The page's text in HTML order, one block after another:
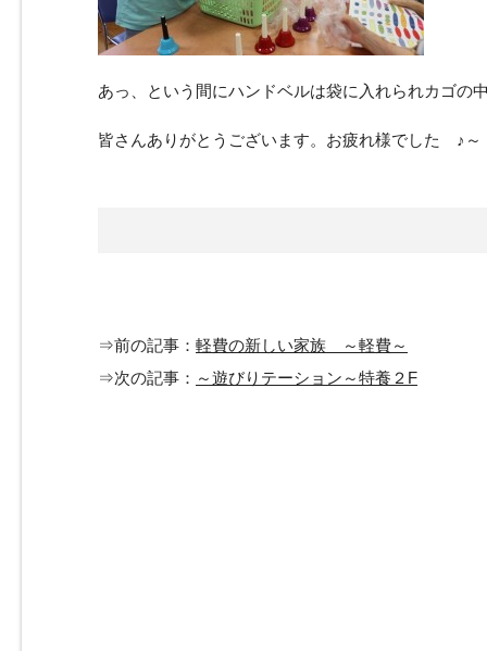
あっ、という間にハンドベルは袋に入れられカゴの
皆さんありがとうございます。お疲れ様でした ♪～
⇒前の記事： 軽費の新しい家族 ～軽費～
⇒次の記事： ～遊びりテーション～特養２F